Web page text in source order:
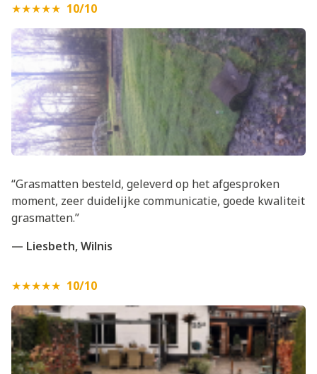
★★★★★ 10/10
“Grasmatten besteld, geleverd op het afgesproken
moment, zeer duidelijke communicatie, goede kwaliteit
grasmatten.”
— Liesbeth, Wilnis
★★★★★ 10/10